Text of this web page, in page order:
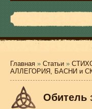
Главная » Статьи »
АЛЛЕГОРИЯ, БАСНИ и
Обитель